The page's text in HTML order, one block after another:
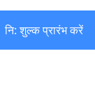
नि: शुल्क प्रारंभ करें